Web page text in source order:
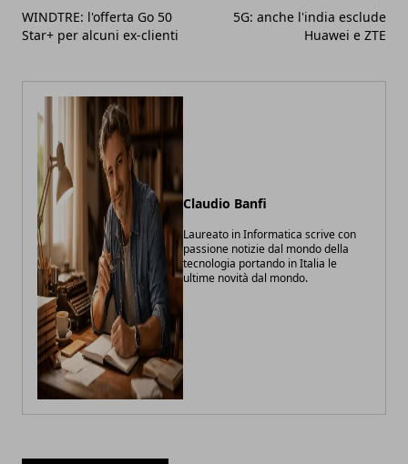
WINDTRE: l'offerta Go 50
Star+ per alcuni ex-clienti
5G: anche l'india esclude
Huawei e ZTE
Claudio Banfi
Laureato in Informatica scrive con
passione notizie dal mondo della
tecnologia portando in Italia le
ultime novità dal mondo.